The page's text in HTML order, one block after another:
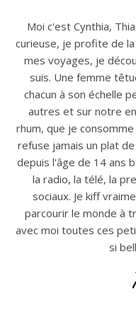
Moi c'est Cynthia,
curieuse, je profite de
mes voyages, je
suis. Une femme
chacun à son échelle
autres et sur notre
rhum, que je
refuse jamais un plat
depuis l'âge de 14 ans
la radio, la télé, la
sociaux. Je kiff
parcourir le monde à
avec moi toutes ces
si